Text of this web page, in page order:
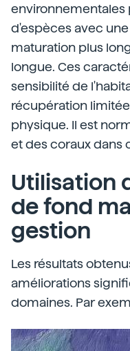
environnementales
d'espèces avec
maturation plus
longue. Ces
sensibilité de
récupération
physique. Il est
et des coraux dans
Utilisation
de fond
gestion
Les résultats
améliorations
domaines. Par